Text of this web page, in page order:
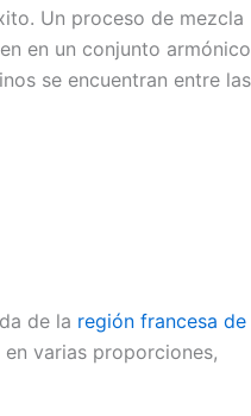
Un proceso de mezcla
en un conjunto armónico
se encuentran entre las
de la región francesa de
varias proporciones,